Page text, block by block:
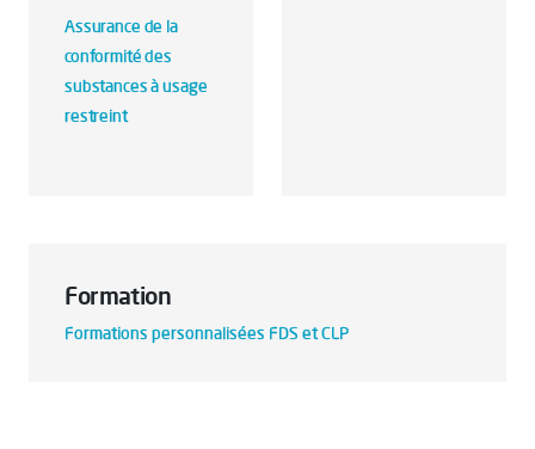
Assurance de la
conformité des
substances à usage
restreint
Formation
Formations personnalisées FDS et CLP